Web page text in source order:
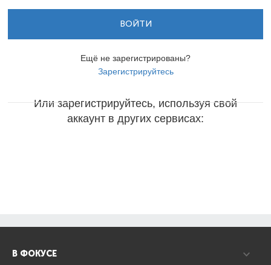
ВОЙТИ
Ещё не зарегистрированы?
Зарегистрируйтесь
Или зарегистрируйтесь, используя свой
аккаунт в других сервисах:
В ФОКУСЕ